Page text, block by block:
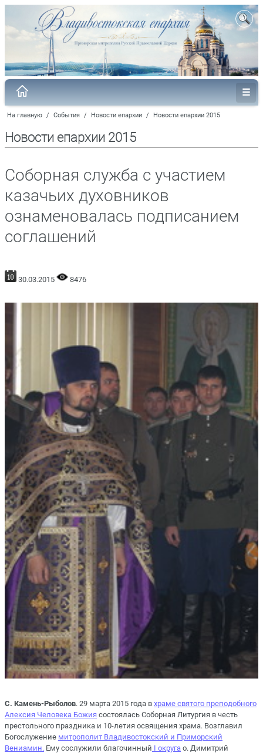
На главную / События / Новости епархии / Новости епархии 2015
Новости епархии 2015
Соборная служба с участием
казачьих духовников
ознаменовалась подписанием
соглашений
30.03.2015 8476
С. Камень-Рыболов. 29 марта 2015 года в храме святого преподобного
Алексия Человека Божия состоялась Соборная Литургия в честь
престольного праздника и 10-летия освящения храма. Возглавил
Богослужение митрополит Владивостокский и Приморский
Вениамин. Ему сослужили благочинный I округа о. Димитрий